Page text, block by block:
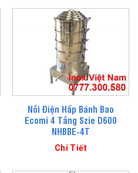
Nồi Điện Hấp Bánh Bao
Ecomi 4 Tầng Szie D600
NHBBE-4T
Chi Tiết